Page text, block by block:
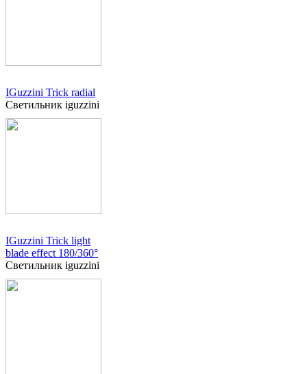
IGuzzini Trick radial
Светильник iguzzini
IGuzzini Trick light
blade effect 180/360°
Светильник iguzzini